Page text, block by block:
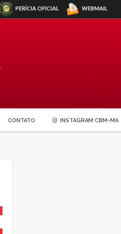
PERÍCIA OFICIAL WEBMAIL
CONTATO INSTAGRAM CBM-MA